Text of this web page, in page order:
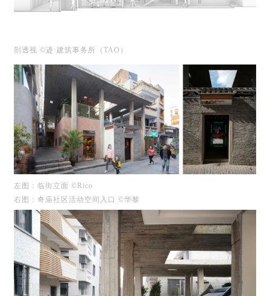
剖透视 ©迹·建筑事务所（TAO）
左图：临街立面 ©Rico
右图：奇庙社区活动空间入口 ©华黎